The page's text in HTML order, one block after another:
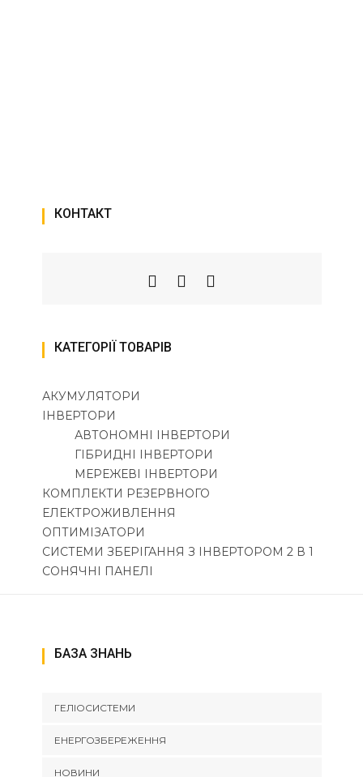
КОНТАКТ
КАТЕГОРІЇ ТОВАРІВ
АКУМУЛЯТОРИ
ІНВЕРТОРИ
АВТОНОМНІ ІНВЕРТОРИ
ГІБРИДНІ ІНВЕРТОРИ
МЕРЕЖЕВІ ІНВЕРТОРИ
КОМПЛЕКТИ РЕЗЕРВНОГО
ЕЛЕКТРОЖИВЛЕННЯ
ОПТИМІЗАТОРИ
СИСТЕМИ ЗБЕРІГАННЯ З ІНВЕРТОРОМ 2 В 1
СОНЯЧНІ ПАНЕЛІ
БАЗА ЗНАНЬ
ГЕЛІОСИСТЕМИ
ЕНЕРГОЗБЕРЕЖЕННЯ
НОВИНИ